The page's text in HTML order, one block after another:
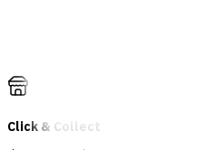
Click & Collect